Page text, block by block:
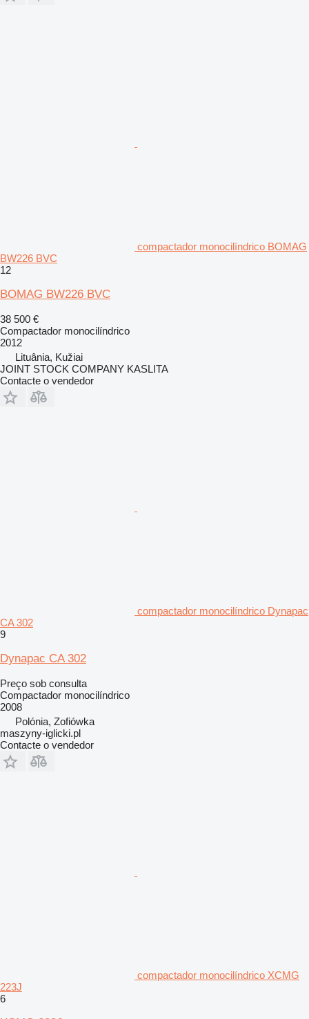
compactador monocilíndrico BOMAG
BW226 BVC
12
BOMAG BW226 BVC
38 500 €
Compactador monocilíndrico
2012
Lituânia, Kužiai
JOINT STOCK COMPANY KASLITA
Contacte o vendedor
compactador monocilíndrico Dynapac
CA 302
9
Dynapac CA 302
Preço sob consulta
Compactador monocilíndrico
2008
Polónia, Zofiówka
maszyny-iglicki.pl
Contacte o vendedor
compactador monocilíndrico XCMG
223J
6